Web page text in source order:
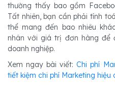
thường thấy bao gồm
Tất nhiên, bạn cần phải tính
thể mang đến bao nhiêu
nhân với giá trị đơn hàng để
doanh nghiệp.
Xem ngay bài viết:Chi phí
tiết kiệm chi phí Marketing hiệu